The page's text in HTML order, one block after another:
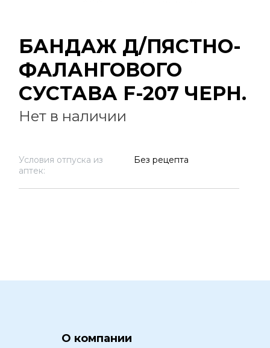
БАНДАЖ Д/ПЯСТНО-
ФАЛАНГОВОГО
СУСТАВА F-207 ЧЕРН.
Нет в наличии
Условия отпуска из
аптек:
Без рецепта
О компании